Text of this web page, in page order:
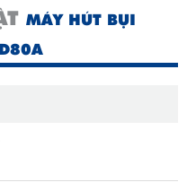
MÁY HÚT BỤI